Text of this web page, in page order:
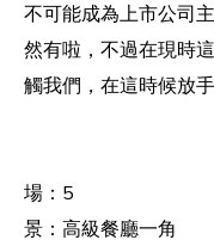
不可能成為上市公司
然有啦，不過在現時
觸我們，在這時候放
場：5
景：高級餐廳一角